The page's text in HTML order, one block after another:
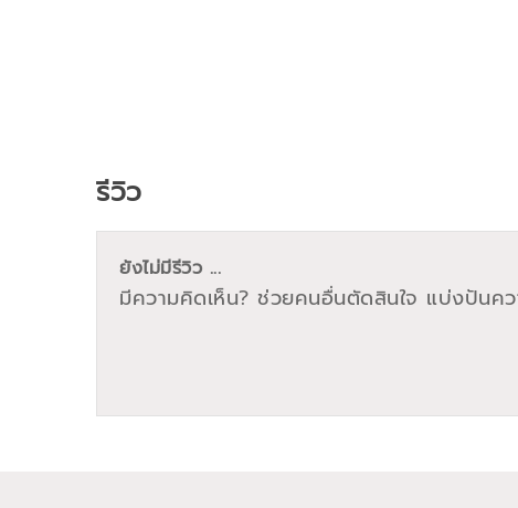
รีวิว
ยังไม่มีรีวิว ...
มีความคิดเห็น? ช่วยคนอื่นตัดสินใจ แบ่งปัน